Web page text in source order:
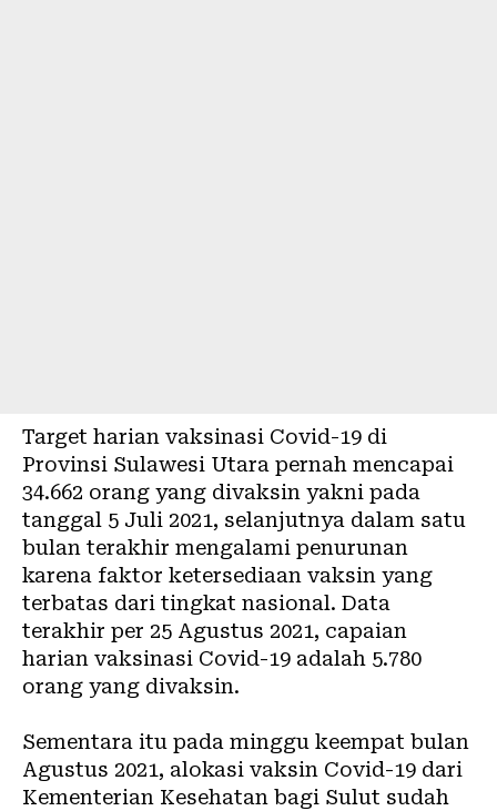
Target harian vaksinasi Covid-19 di
Provinsi Sulawesi Utara pernah mencapai
34.662 orang yang divaksin yakni pada
tanggal 5 Juli 2021, selanjutnya dalam satu
bulan terakhir mengalami penurunan
karena faktor ketersediaan vaksin yang
terbatas dari tingkat nasional. Data
terakhir per 25 Agustus 2021, capaian
harian vaksinasi Covid-19 adalah 5.780
orang yang divaksin.
Sementara itu pada minggu keempat bulan
Agustus 2021, alokasi vaksin Covid-19 dari
Kementerian Kesehatan bagi Sulut sudah